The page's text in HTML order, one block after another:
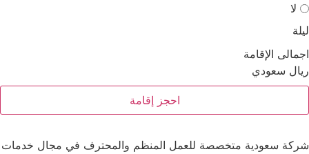
لا
الإقامة
سعودي
احجز إقامة
سعودية متخصصة للعمل المنظم والمحترف في مجال خدمات